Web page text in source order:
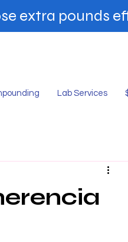
extra pounds
Lab Services